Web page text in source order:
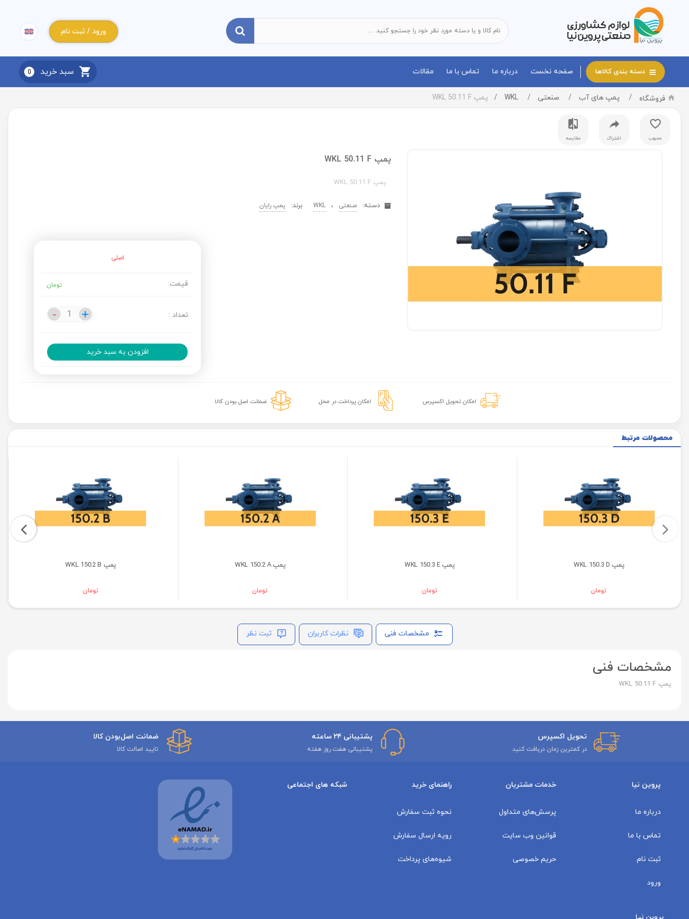
ورود / ثبت نام
دسته بندی کالاها صفحه نخست درباره ما تماس با ما مقالات سبد خرید 0
فروشگاه پمپ های آب صنعتی WKL پمپ WKL 50.11 F
محبوب اشتراک مقایسه
پمپ WKL 50.11 F
پمپ WKL 50.11 F
دسته: صنعتی ، WKL برند: پمپ رایان
اصلی
قیمت: تومان
تعداد : +
- +
-
افزودن به سبد خرید
امکان تحویل اکسپرس امکان پرداخت در محل ضمانت اصل بودن کالا
محصولات مرتبط
پمپ WKL 150.3 D
تومان
پمپ WKL 150.3 E
تومان
پمپ WKL 150.2 A
تومان
پمپ WKL 150.2 B
تومان
مشخصات فنی نظرات کاربران ثبت نظر
مشخصات فنی
پمپ WKL 50.11 F
تحویل اکسپرس
در کمترین زمان دریافت کنید
پشتیبانی ۲۴ ساعته
پشتیبانی هفت روز هفته
ضمانت اصل‌بودن کالا
تایید اصالت کالا
پروین نیا
درباره ما
تماس با ما
ثبت نام
ورود
خدمات مشتریان
پرسش‌های متداول
قوانین وب سایت
حریم خصوصی
راهنمای خرید
نحوه ثبت سفارش
رویه ارسال سفارش
شیوه‌های پرداخت
شبکه های اجتماعی